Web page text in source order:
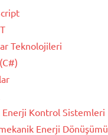
Teknolojileri
Enerji Kontrol Sistemleri
Enerji Dönüşümü